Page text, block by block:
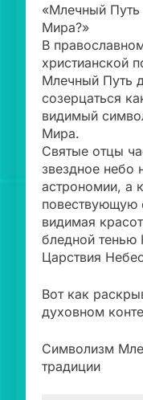
«Млечный
Мира?»
В
христианской
Млечный Путь
созерцаться
видимый
Мира.
Святые отцы
звездное небо
астрономии, а
повествующую
видимая
бледной тенью
Царствия
Вот как
духовном
Символизм
традиции